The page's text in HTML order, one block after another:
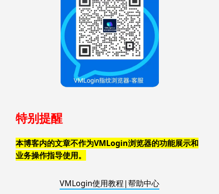
特别提醒
本博客内的文章不作为VMLogin浏览器的功能展示和
业务操作指导使用。
VMLogin使用教程|帮助中心